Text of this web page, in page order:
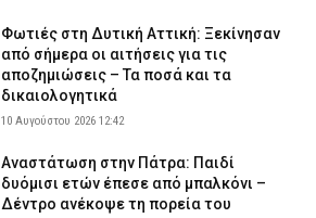
Φωτιές στη Δυτική Αττική: Ξεκίνησαν
από σήμερα οι αιτήσεις για τις
αποζημιώσεις – Τα ποσά και τα
δικαιολογητικά
10 Αυγούστου 2026 12:42
Αναστάτωση στην Πάτρα: Παιδί
δυόμισι ετών έπεσε από μπαλκόνι –
Δέντρο ανέκοψε τη πορεία του